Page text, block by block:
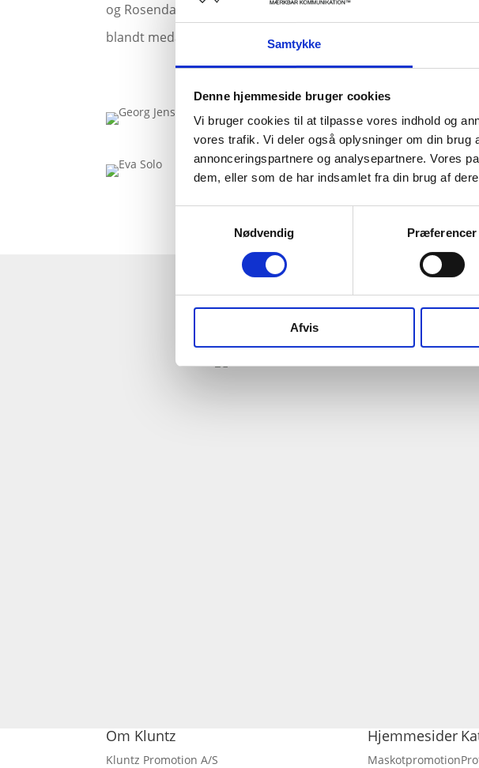
Samtykke
Denne hjemmeside bruger cookies
Vi bruger cookies til at tilpasse vores indhold og
vores trafik. Vi deler også oplysninger om din
annonceringspartnere og analysepartnere. Vores
dem, eller som de har indsamlet fra din brug af
Nødvendig
Præferencer
Afvis
og Rosendahl. Det har vi gjort i over 25 år, og resultatet er
blandt medarbejderne.
Om Kluntz
Kluntz Promotion A/S
Hjemmesider
Maskotpromotion